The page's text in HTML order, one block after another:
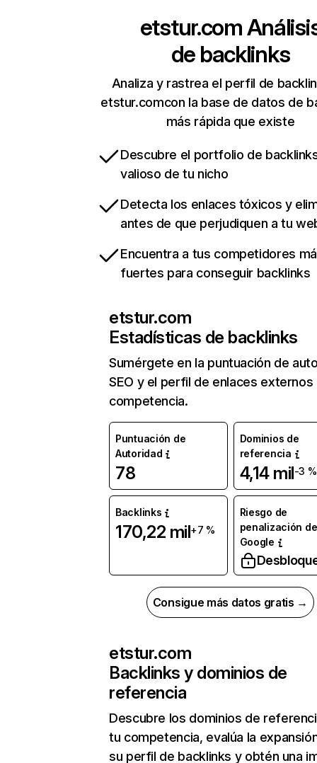
etstur.com
de backlinks
Analiza y rastrea el perfil de
etstur.comcon la base de datos de
más rápida que existe
Descubre el portfolio de
valioso de tu nicho
Detecta los enlaces tóxicos y
antes de que perjudiquen a tu
Encuentra a tus competidores
fuertes para conseguir backlinks
etstur.com
Estadísticas de backlinks
Sumérgete en la puntuación de
SEO y el perfil de enlaces externos
competencia.
Puntuación de
Autoridad
78
Dominios de
referencia
4,14 mil-3 %
Backlinks
170,22 mil+7 %
Riesgo de
penalización de
Google
Consigue más datos gratis →
etstur.com
Backlinks y dominios de
referencia
Descubre los dominios de
tu competencia, evalúa la
su perfil de backlinks y obtén una